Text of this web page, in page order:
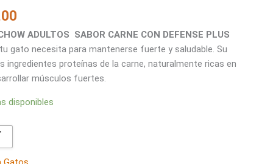
ADULTOS SABOR CARNE CON DEFENSE PLUS
gato necesita para mantenerse fuerte y saludable. Su
ingredientes proteínas de la carne, naturalmente ricas en
músculos fuertes.
disponibles